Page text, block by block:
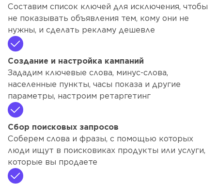
Составим список ключей для исключения, чтобы
не показывать объявления тем, кому они не
нужны, и сделать рекламу дешевле
Создание и настройка кампаний
Зададим ключевые слова, минус-слова,
населенные пункты, часы показа и другие
параметры, настроим ретаргетинг
Сбор поисковых запросов
Соберем слова и фразы, с помощью которых
люди ищут в поисковиках продукты или услуги,
которые вы продаете